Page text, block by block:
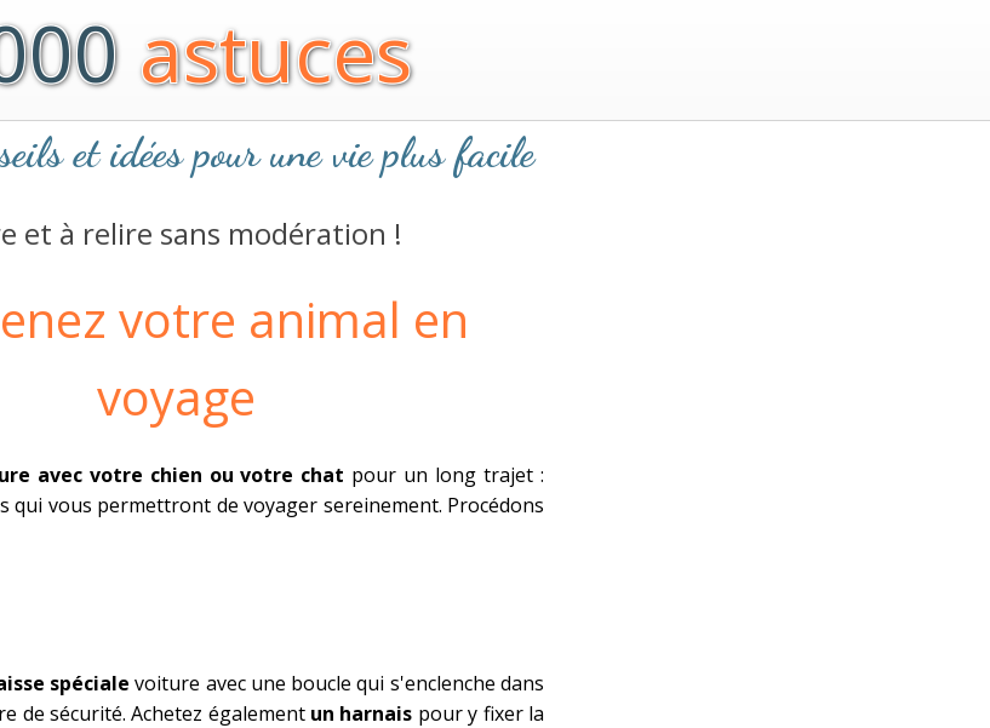
astuces
et idées pour une vie plus facile
et à relire sans modération !
votre animal en
voyage
avec votre chien ou votre chat pour un long trajet :
qui vous permettront de voyager sereinement. Procédons
spéciale voiture avec une boucle qui s'enclenche dans
de sécurité. Achetez égalementun harnais pour y fixer la